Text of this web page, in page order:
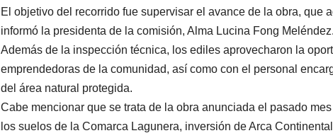
El objetivo del recorrido fue supervisar el avance de la obra, que
informó la presidenta de la comisión, Alma Lucina Fong Meléndez.
Además de la inspección técnica, los ediles aprovecharon la
emprendedoras de la comunidad, así como con el personal
del área natural protegida.
Cabe mencionar que se trata de la obra anunciada el pasado
los suelos de la Comarca Lagunera, inversión de Arca